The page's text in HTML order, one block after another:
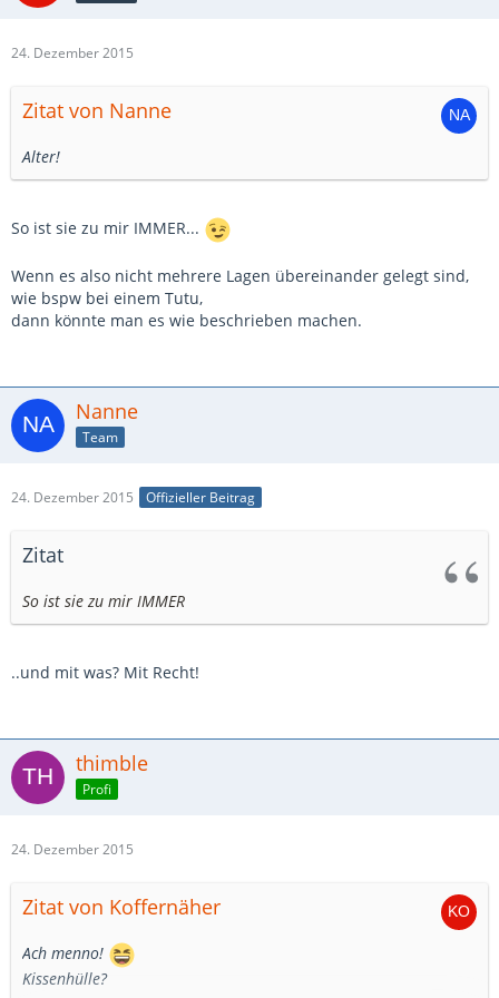
24. Dezember 2015
Zitat von Nanne
Alter!
So ist sie zu mir IMMER...
Wenn es also nicht mehrere Lagen übereinander gelegt sind,
wie bspw bei einem Tutu,
dann könnte man es wie beschrieben machen.
Nanne
Team
24. Dezember 2015 Offizieller Beitrag
Zitat
So ist sie zu mir IMMER
..und mit was? Mit Recht!
thimble
Profi
24. Dezember 2015
Zitat von Koffernäher
Ach menno!
Kissenhülle?